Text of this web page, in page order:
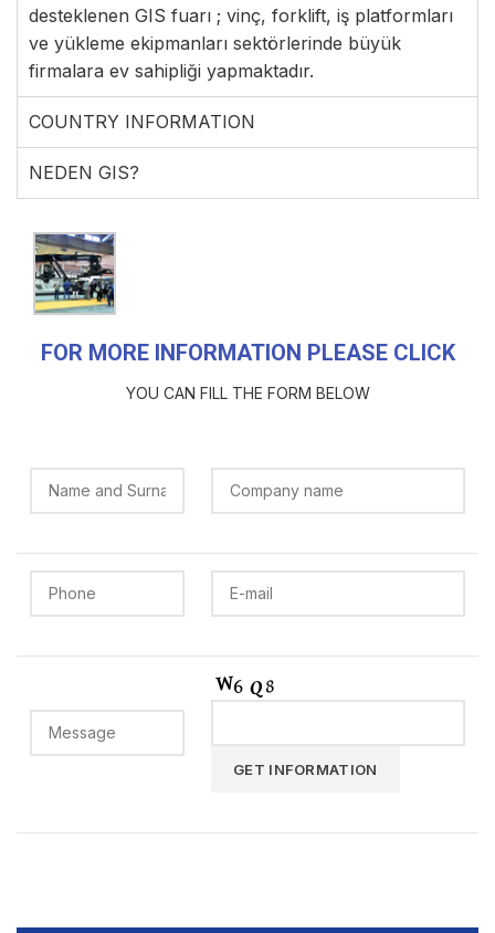
desteklenen GIS fuarı ; vinç, forklift, iş platformları
ve yükleme ekipmanları sektörlerinde büyük
firmalara ev sahipliği yapmaktadır.
COUNTRY INFORMATION
NEDEN GIS?
FOR MORE INFORMATION PLEASE CLICK
YOU CAN FILL THE FORM BELOW